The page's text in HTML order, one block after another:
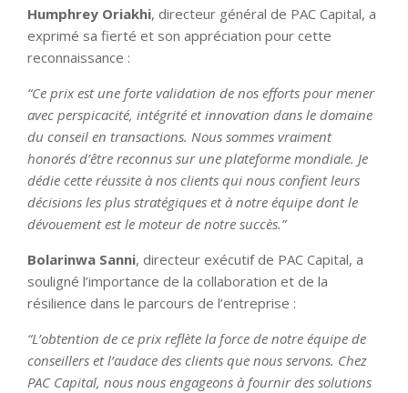
Humphrey Oriakhi, directeur général de PAC Capital, a
exprimé sa fierté et son appréciation pour cette
reconnaissance :
“Ce prix est une forte validation de nos efforts pour mener
avec perspicacité, intégrité et innovation dans le domaine
du conseil en transactions. Nous sommes vraiment
honorés d’être reconnus sur une plateforme mondiale. Je
dédie cette réussite à nos clients qui nous confient leurs
décisions les plus stratégiques et à notre équipe dont le
dévouement est le moteur de notre succès.”
Bolarinwa Sanni, directeur exécutif de PAC Capital, a
souligné l’importance de la collaboration et de la
résilience dans le parcours de l’entreprise :
“L’obtention de ce prix reflète la force de notre équipe de
conseillers et l’audace des clients que nous servons. Chez
PAC Capital, nous nous engageons à fournir des solutions